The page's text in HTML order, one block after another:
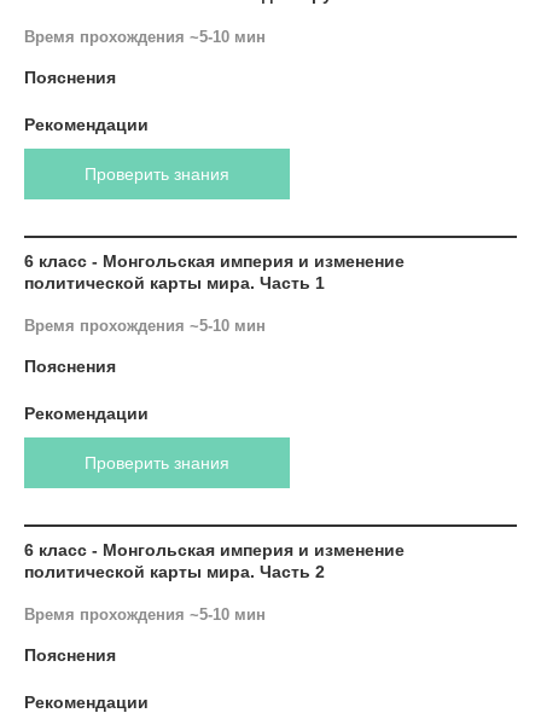
Время прохождения ~5-10 мин
Пояснения
Рекомендации
Проверить знания
6 класс - Монгольская империя и изменение
политической карты мира. Часть 1
Время прохождения ~5-10 мин
Пояснения
Рекомендации
Проверить знания
6 класс - Монгольская империя и изменение
политической карты мира. Часть 2
Время прохождения ~5-10 мин
Пояснения
Рекомендации